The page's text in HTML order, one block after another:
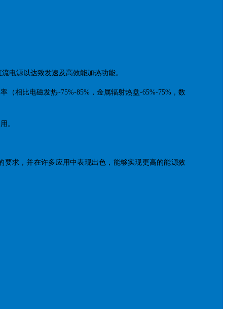
电源以达致发速及高效能加热功能。
（相比电磁发热-75%-85%，金属辐射热盘-65%-75%，数
。
要求，并在许多应用中表现出色，能够实现更高的能源效